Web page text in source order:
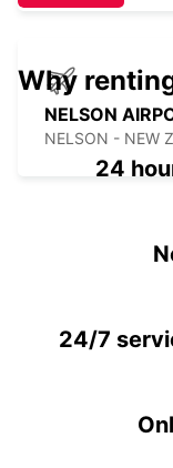
NELSON
NELSON - NEW
Why
24
24/7